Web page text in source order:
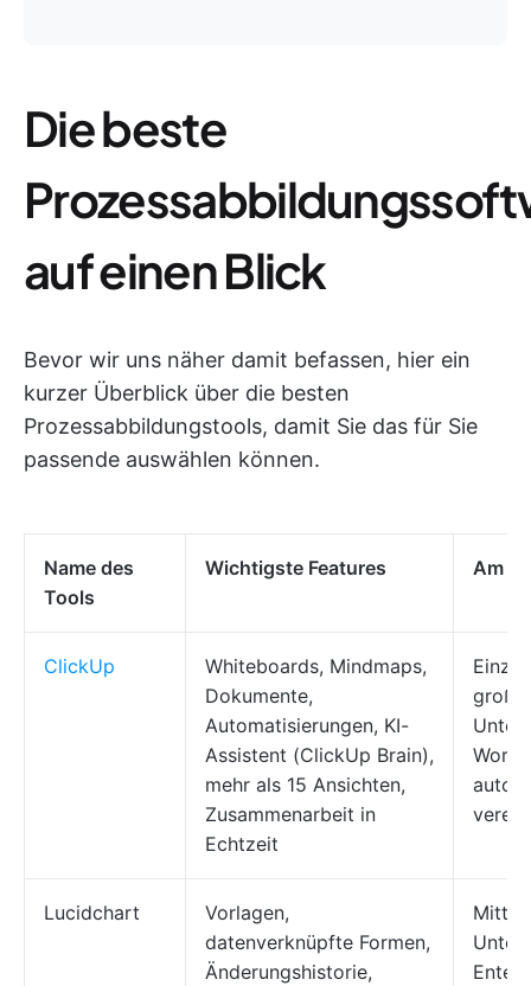
Die beste
auf einen Blick
Bevor wir uns näher damit befassen, hier ein
kurzer Überblick über die besten
Prozessabbildungstools, damit Sie das für Sie
passende auswählen können.
Name des
Tools
Wichtigste Features Am
ClickUp
Whiteboards, Mindmaps,
Dokumente,
Automatisierungen, KI-
Assistent (ClickUp Brain),
mehr als 15 Ansichten,
Zusammenarbeit in
Echtzeit
große
Lucidchart
Vorlagen,
datenverknüpfte Formen,
Änderungshistorie,